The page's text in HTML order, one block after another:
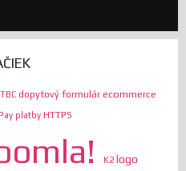
dopytový formulár ecommerce
platby HTTPS
K2 logo